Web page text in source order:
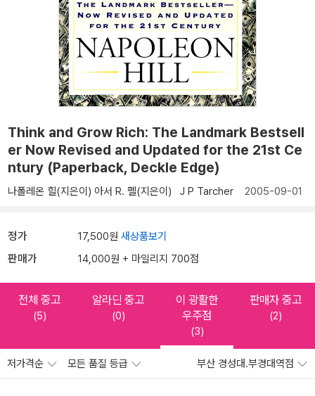
Think and Grow Rich: The Landmark Bestsell
er Now Revised and Updated for the 21st Ce
ntury (Paperback, Deckle Edge)
나폴레온 힐(지은이) 아서 R. 펠(지은이) J P Tarcher 2005-09-01
정가 17,500원 새상품보기
판매가 14,000원 + 마일리지 700점
전체 중고
(5)
알라딘 중고
(0)
이 광활한
우주점
(3)
판매자 중고
(2)
저가격순 모든 품질 등급 부산 경성대.부경대역점